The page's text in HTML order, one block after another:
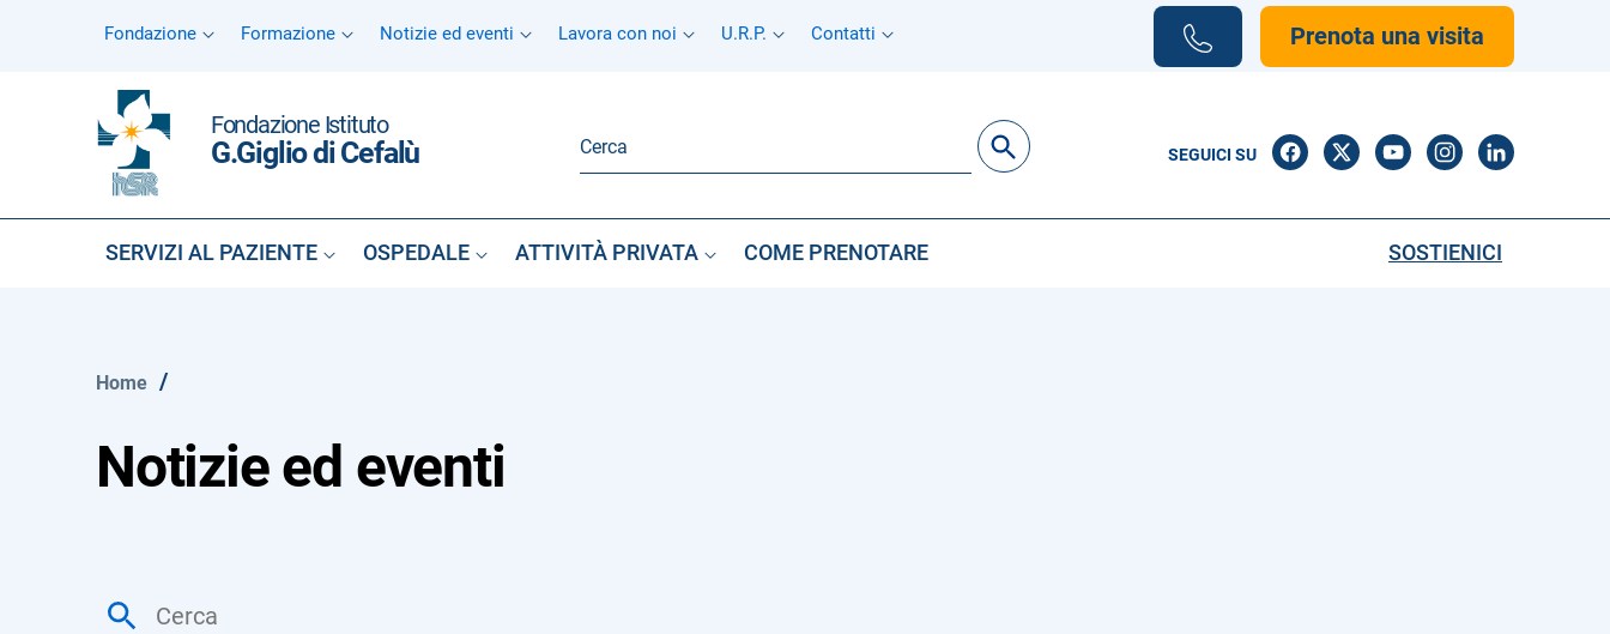
Vai al menu di navigazione
Fondazione Formazione Notizie ed eventi Lavora con noi U.R.P. Contatti Prenota una visita
Fondazione Istituto
G.Giglio di Cefalù SEGUICI SU
SERVIZI AL PAZIENTE OSPEDALE ATTIVITÀ PRIVATA COME PRENOTARE SOSTIENICI
Home /
Notizie ed eventi